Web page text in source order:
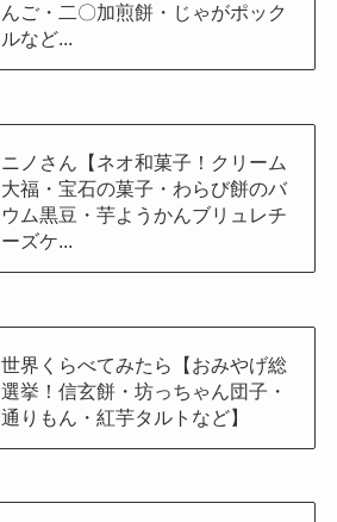
んご・二〇加煎餅・じゃがポック
ルなど...
ニノさん【ネオ和菓子！クリーム
大福・宝石の菓子・わらび餅のバ
ウム黒豆・芋ようかんブリュレチ
ーズケ...
世界くらべてみたら【おみやげ総
選挙！信玄餅・坊っちゃん団子・
通りもん・紅芋タルトなど】